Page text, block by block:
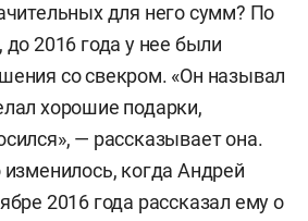
для него сумм? По
2016 года у нее были
со свекром. «Он называл
хорошие подарки,
— рассказывает она.
когда Андрей
2016 года рассказал ему о